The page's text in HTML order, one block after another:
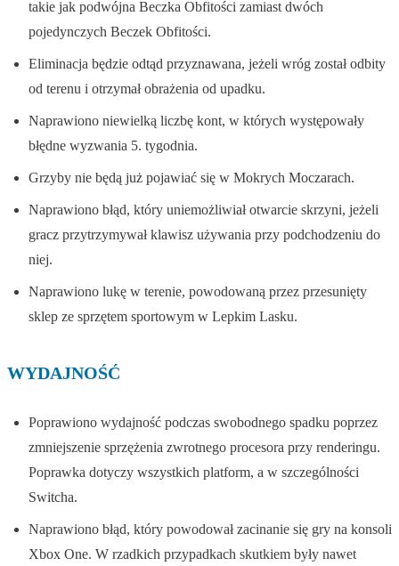
takie jak podwójna Beczka Obfitości zamiast dwóch
pojedynczych Beczek Obfitości.
Eliminacja będzie odtąd przyznawana, jeżeli wróg został odbity
od terenu i otrzymał obrażenia od upadku.
Naprawiono niewielką liczbę kont, w których występowały
błędne wyzwania 5. tygodnia.
Grzyby nie będą już pojawiać się w Mokrych Moczarach.
Naprawiono błąd, który uniemożliwiał otwarcie skrzyni, jeżeli
gracz przytrzymywał klawisz używania przy podchodzeniu do
niej.
Naprawiono lukę w terenie, powodowaną przez przesunięty
sklep ze sprzętem sportowym w Lepkim Lasku.
WYDAJNOŚĆ
Poprawiono wydajność podczas swobodnego spadku poprzez
zmniejszenie sprzężenia zwrotnego procesora przy renderingu.
Poprawka dotyczy wszystkich platform, a w szczególności
Switcha.
Naprawiono błąd, który powodował zacinanie się gry na konsoli
Xbox One. W rzadkich przypadkach skutkiem były nawet